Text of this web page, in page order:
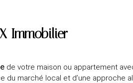
Immobilier
de votre maison ou appartement
du marché local et d’une approche